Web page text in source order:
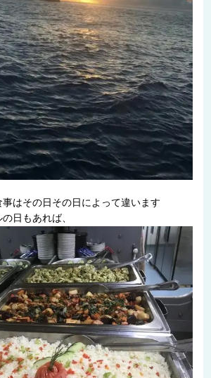
事はその日その日によって違います
日もあれば、